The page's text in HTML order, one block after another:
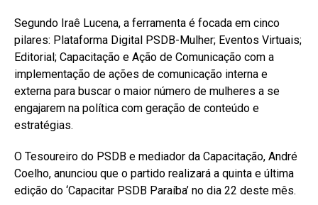
Segundo Iraê Lucena, a ferramenta é focada em cinco
pilares: Plataforma Digital PSDB-Mulher; Eventos Virtuais;
Editorial; Capacitação e Ação de Comunicação com a
implementação de ações de comunicação interna e
externa para buscar o maior número de mulheres a se
engajarem na política com geração de conteúdo e
estratégias.
O Tesoureiro do PSDB e mediador da Capacitação, André
Coelho, anunciou que o partido realizará a quinta e última
edição do ‘Capacitar PSDB Paraíba’ no dia 22 deste mês.